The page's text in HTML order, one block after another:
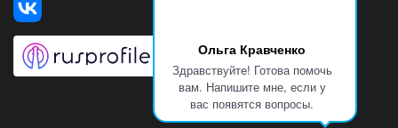
Ольга Кравченко
Здравствуйте! Готова помочь
вам. Напишите мне, если у
вас появятся вопросы.